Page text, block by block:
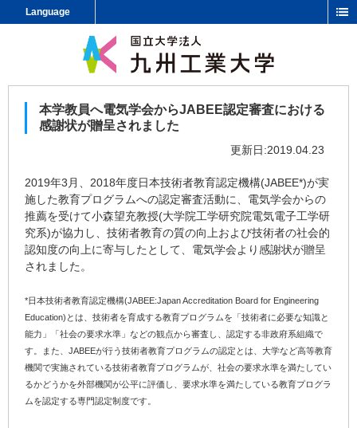
Language
本学教員へ電気学会からJABEE認定審査における
感謝状が贈呈されました
更新日:2019.04.23
2019年3月、2018年度日本技術者教育認定機構(JABEE*)が実
施した教育プログラムへの認定審査活動に、電気学会からの
推薦を受けて小森望充教授(大学院工学研究院電気電子工学研
究系)が協力し、技術者教育の質の向上および技術者の社会的
認知度の向上に寄与したとして、電気学会より感謝状が贈呈
されました。
*日本技術者教育認定機構(JABEE:Japan Accreditation Board for Engineering
Education)とは、技術者を育成する教育プログラムを「技術者に必要な知識と
能力」「社会の要求水準」などの観点から審査し、認定する非政府系組織で
す。また、JABEEが行う技術者教育プログラムの認定とは、大学など高等教育
機関で実施されている技術者教育プログラムが、社会の要求水準を満たしてい
るかどうかを外部機関が公平に評価し、要求水準を満たしている教育プログラ
ムを認定する専門認定制度です。